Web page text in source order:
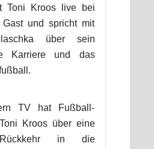
Toni Kroos live bei
und spricht mit
über sein
Karriere und das
TV hat Fußball-
Kroos über eine
in die